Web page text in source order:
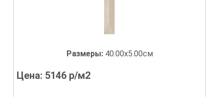
Размеры: 40.00x5.00см
Цена: 5146 р/м2